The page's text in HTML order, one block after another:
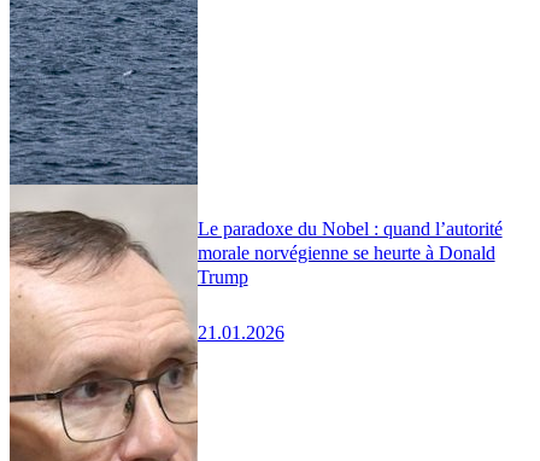
Le paradoxe du Nobel : quand l’autorité
morale norvégienne se heurte à Donald
Trump
21.01.2026